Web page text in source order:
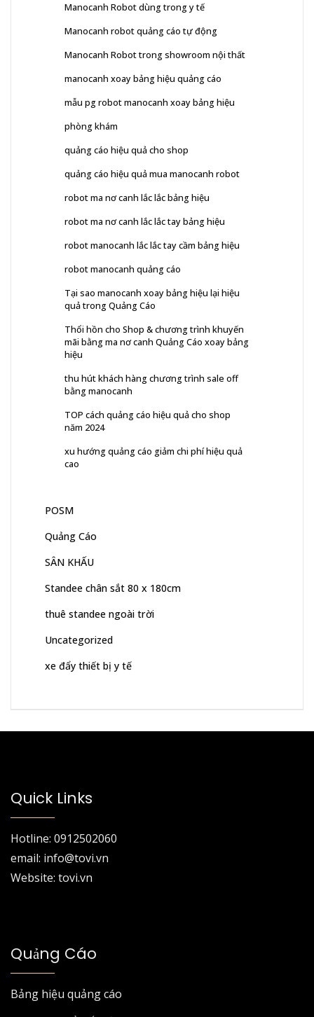
Manocanh Robot dùng trong y tế
Manocanh robot quảng cáo tự động
Manocanh Robot trong showroom nội thất
manocanh xoay bảng hiệu quảng cáo
mẫu pg robot manocanh xoay bảng hiệu
phòng khám
quảng cáo hiệu quả cho shop
quảng cáo hiệu quả mua manocanh robot
robot ma nơ canh lắc lắc bảng hiệu
robot ma nơ canh lắc lắc tay bảng hiệu
robot manocanh lắc lắc tay cầm bảng hiệu
robot manocanh quảng cáo
Tại sao manocanh xoay bảng hiệu lại hiệu
quả trong Quảng Cáo
Thổi hồn cho Shop & chương trình khuyến
mãi bằng ma nơ canh Quảng Cáo xoay bảng
hiệu
thu hút khách hàng chương trình sale off
bằng manocanh
TOP cách quảng cáo hiệu quả cho shop
năm 2024
xu hướng quảng cáo giảm chi phí hiệu quả
cao
POSM
Quảng Cáo
SÂN KHẤU
Standee chân sắt 80 x 180cm
thuê standee ngoài trời
Uncategorized
xe đẩy thiết bị y tế
Quick Links
Hotline: 0912502060
email: info@tovi.vn
Website: tovi.vn
Quảng Cáo
Bảng hiệu quảng cáo